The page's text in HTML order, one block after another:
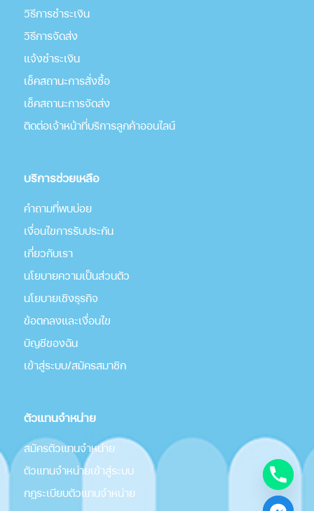
วิธีการชำระเงิน
วิธีการจัดส่ง
แจ้งชำระเงิน
เช็คสถานะการสั่งซื้อ
เช็คสถานะการจัดส่ง
ติดต่อเจ้าหน้าที่บริการลูกค้าออนไลน์
บริการช่วยเหลือ
คำถามที่พบบ่อย
เงื่อนไขการรับประกัน
เกี่่ยวกับเรา
นโยบายความเป็นส่วนตัว
นโยบายเชิงธุรกิจ
ข้อตกลงและเงื่อนไข
บัญชีของฉัน
เข้าสู่ระบบ/สมัครสมาชิก
ตัวแทนจำหน่าย
สมัครตัวแทนจำหน่าย
ตัวแทนจำหน่ายเข้าสู่ระบบ
กฎระเบียบตัวแทนจำหน่าย